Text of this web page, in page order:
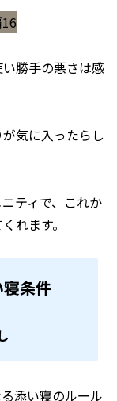
勝手の悪さは感
気に入ったらし
ティで、これか
れます。
条件
添い寝のルール